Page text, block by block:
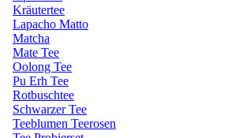
Kräutertee
Lapacho Matto
Matcha
Mate Tee
Oolong Tee
Pu Erh Tee
Rotbuschtee
Schwarzer Tee
Teeblumen Teerosen